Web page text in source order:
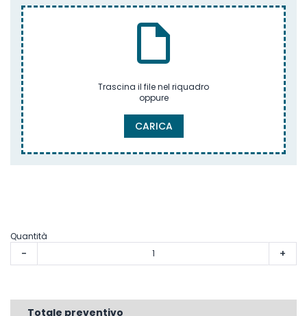
Trascina il file nel riquadro
oppure
CARICA
Quantità
- +
Totale preventivo